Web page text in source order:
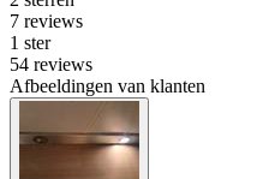
7 reviews
1 ster
54 reviews
Afbeeldingen van klanten